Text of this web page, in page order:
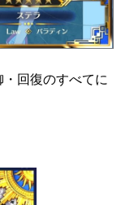
回復のすべてに